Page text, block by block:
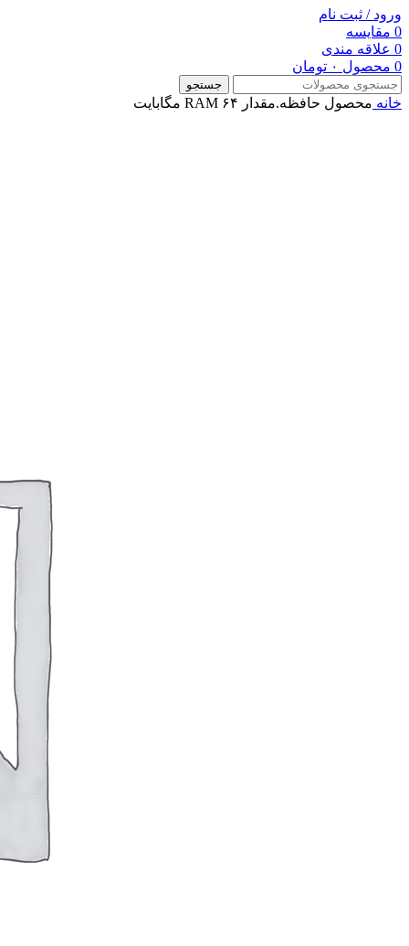
ورود / ثبت نام
0 مقایسه
0 علاقه مندی
0 محصول ۰ تومان
جستجو
خانه محصول حافظه.مقدار RAM ۶۴ مگابایت